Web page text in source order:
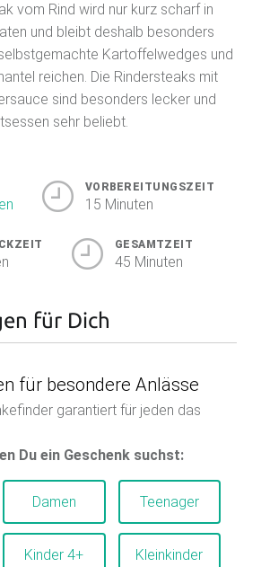
vom Rind wird nur kurz scharf in
und bleibt deshalb besonders
Kartoffelwedges und
reichen. Die Rindersteaks mit
sind besonders lecker und
sehr beliebt.
VORBEREITUNGSZEIT
15 Minuten
GESAMTZEIT
45 Minuten
für Dich
für besondere Anlässe
garantiert für jeden das
Du ein Geschenk suchst:
Damen Teenager
Kinder 4+ Kleinkinder